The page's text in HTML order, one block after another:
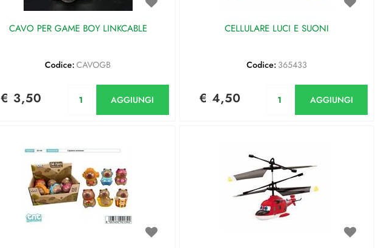
CAVO PER GAME BOY LINKCABLE
Codice: CAVOGB
€ 3,50 AGGIUNGI
CELLULARE LUCI E SUONI
Codice: 365433
€ 4,50 AGGIUNGI